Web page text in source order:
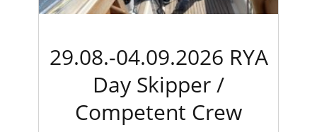
29.08.-04.09.2026 RYA
Day Skipper /
Competent Crew